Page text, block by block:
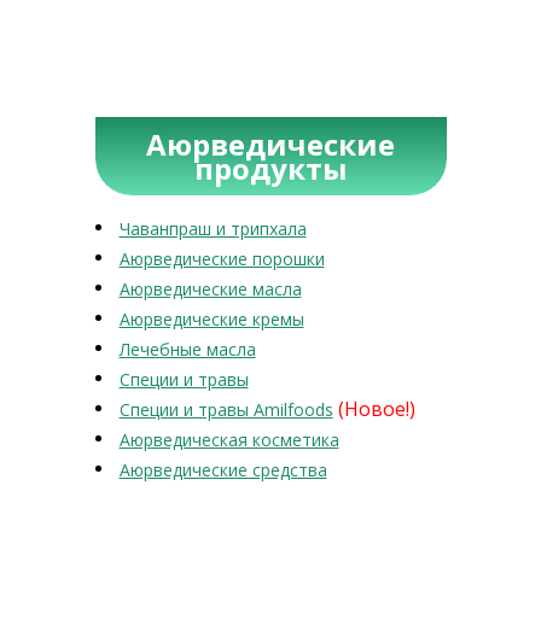
Аюрведические
продукты
Чаванпраш и трипхала
Аюрведические порошки
Аюрведические масла
Аюрведические кремы
Лечебные масла
Специи и травы
Специи и травы Amilfoods (Новое!)
Аюрведическая косметика
Аюрведические средства